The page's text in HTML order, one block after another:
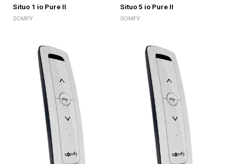
Situo 1 io Pure II
SOMFY
Situo 5 io Pure II
SOMFY